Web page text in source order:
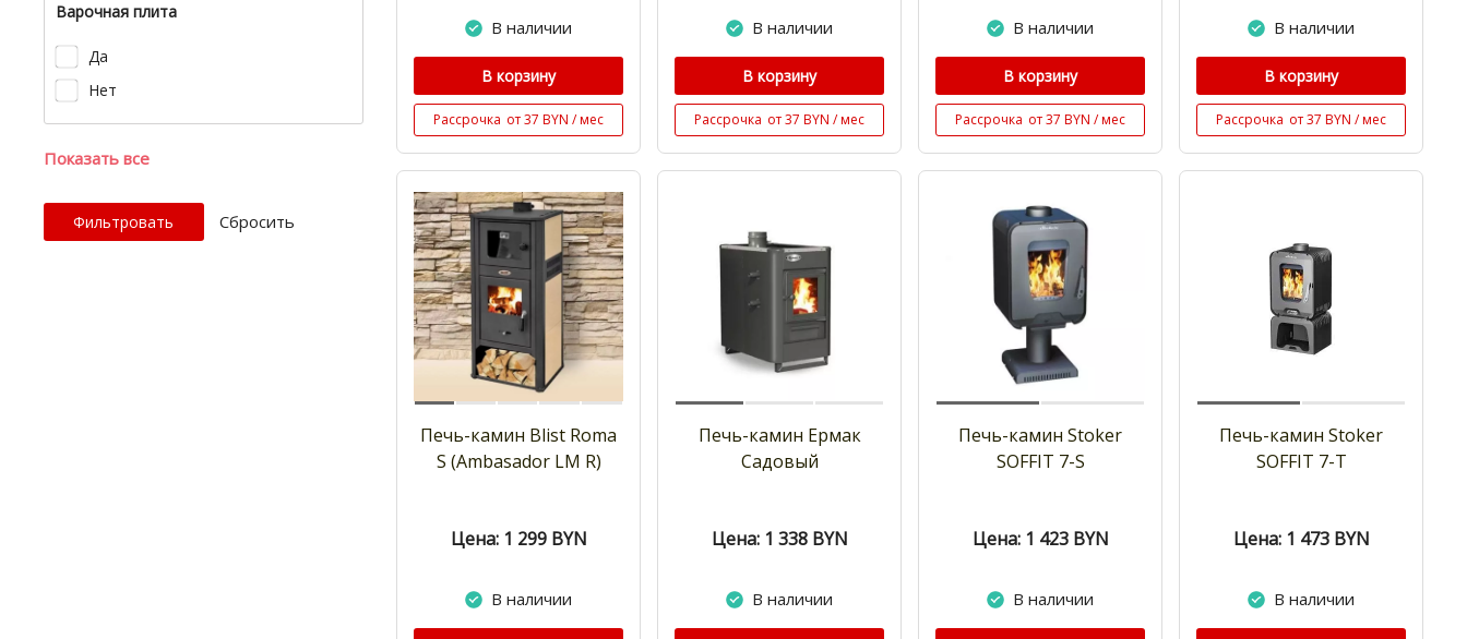
Варочная плита
Да
Нет
Показать все
Cбросить
В наличии
В корзину
Рассрочка от 37 BYN / мес
В наличии
В корзину
Рассрочка от 37 BYN / мес
В наличии
В корзину
Рассрочка от 37 BYN / мес
В наличии
В корзину
Рассрочка от 37 BYN / мес
Печь-камин Blist Roma
S (Ambasador LM R)
Цена: 1 299 BYN
В наличии
Печь-камин Ермак
Садовый
Цена: 1 338 BYN
В наличии
Печь-камин Stoker
SOFFIT 7-S
Цена: 1 423 BYN
В наличии
Печь-камин Stoker
SOFFIT 7-T
Цена: 1 473 BYN
В наличии